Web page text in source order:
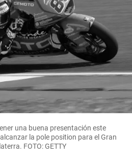
una buena presentación este
la pole position para el Gran
FOTO: GETTY